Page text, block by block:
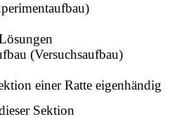
einer Ratte eigenhändig
Sektion